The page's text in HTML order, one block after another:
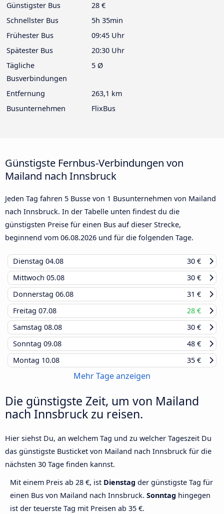
Günstigster Bus
28 €
Schnellster Bus
5h 35min
Frühester Bus
09:45 Uhr
Spätester Bus
20:30 Uhr
Tägliche
Busverbindungen
5 Ø
Entfernung
263,1 km
Busunternehmen
FlixBus
Günstigste Fernbus-Verbindungen von
Mailand nach Innsbruck
Jeden Tag fahren 5 Busse von 1 Busunternehmen von Mailand
nach Innsbruck. In der Tabelle unten findest du die
günstigsten Preise für einen Bus auf dieser Strecke,
beginnend vom 06.08.2026 und für die folgenden Tage.
Dienstag 04.08
30 €
Mittwoch 05.08
30 €
Donnerstag 06.08
31 €
Freitag 07.08
28 €
Samstag 08.08
30 €
Sonntag 09.08
48 €
Montag 10.08 35 €
Mehr Tage anzeigen
Die günstigste Zeit, um von Mailand
nach Innsbruck zu reisen.
Hier siehst Du, an welchem Tag und zu welcher Tageszeit Du
das günstigste Busticket von Mailand nach Innsbruck für die
nächsten 30 Tage finden kannst.
Mit einem Preis ab 28 €, ist Dienstag der günstigste Tag für
einen Bus von Mailand nach Innsbruck. Sonntag hingegen
ist der teuerste Tag mit Preisen ab 35 €.